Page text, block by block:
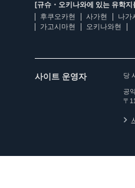
[규슈・오키나와에 있는 유학지
후쿠오카현
사가현 나가
가고시마현
오키나와현
사이트 운영자 당
공
〒